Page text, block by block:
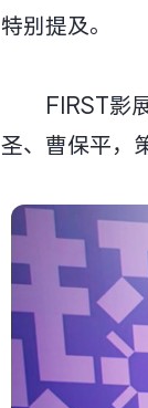
特别提及。
FIRST影
圣、曹保平，